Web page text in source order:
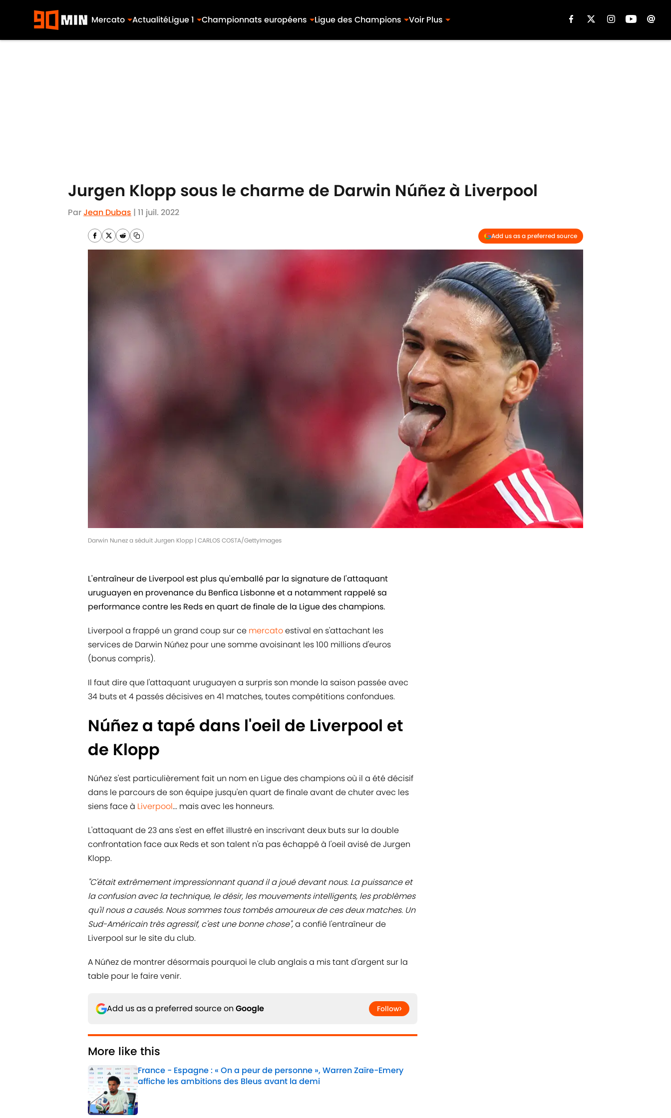
Mercato ActualitéLigue 1 Championnats européens Ligue des Champions Voir Plus
Jurgen Klopp sous le charme de Darwin Núñez à Liverpool
ParJean Dubas | 11 juil. 2022
Add us as a preferred source
Darwin Nunez a séduit Jurgen Klopp | CARLOS COSTA/GettyImages
L'entraîneur de Liverpool est plus qu'emballé par la signature de l'attaquant
uruguayen en provenance du Benfica Lisbonne et a notamment rappelé sa
performance contre les Reds en quart de finale de la Ligue des champions.
Liverpool a frappé un grand coup sur ce mercatoestival en s'attachant les
services de Darwin Núñez pour une somme avoisinant les 100 millions d'euros
(bonus compris).
Il faut dire que l'attaquant uruguayen a surpris son monde la saison passée avec
34 buts et 4 passés décisives en 41 matches, toutes compétitions confondues.
Núñez a tapé dans l'oeil de Liverpool et
de Klopp
Núñez s'est particulièrement fait un nom en Ligue des champions où il a été décisif
dans le parcours de son équipe jusqu'en quart de finale avant de chuter avec les
siens face à Liverpool... mais avec les honneurs.
L'attaquant de 23 ans s'est en effet illustré en inscrivant deux buts sur la double
confrontation face aux Reds et son talent n'a pas échappé à l'oeil avisé de Jurgen
Klopp.
"C'était extrêmement impressionnant quand il a joué devant nous. La puissance et
la confusion avec la technique, le désir, les mouvements intelligents, les problèmes
qu'il nous a causés. Nous sommes tous tombés amoureux de ces deux matches. Un
Sud-Américain très agressif, c'est une bonne chose",a confié l'entraîneur de
Liverpool sur le site du club.
A Núñez de montrer désormais pourquoi le club anglais a mis tant d'argent sur la
table pour le faire venir.
Add us as a preferred source on Google Follow
More like this
France - Espagne : « On a peur de personne », Warren Zaïre-Emery
affiche les ambitions des Bleus avant la demi